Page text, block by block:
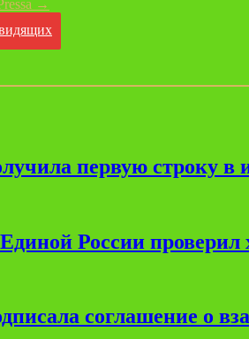
→
первую строку в
России проверил
соглашение о